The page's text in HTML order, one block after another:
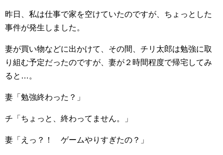
昨日、私は仕事で家を空けていたのですが、ちょっとした
事件が発生しました。
妻が買い物などに出かけて、その間、チリ太郎は勉強に取
り組む予定だったのですが、妻が２時間程度で帰宅してみ
ると…。
妻「勉強終わった？」
チ「ちょっと、終わってません。」
妻「えっ？！ ゲームやりすぎたの？」